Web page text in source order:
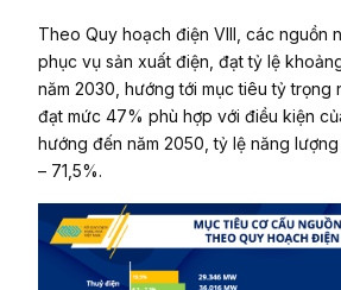
Theo Quy hoạch điện VIII, các nguồn năng lượng tái tạo
phục vụ sản xuất điện, đạt tỷ lệ
năm 2030, hướng tới mục tiêu tỷ trọng
đạt mức 47% phù hợp với điều kiện
hướng đến năm 2050, tỷ lệ năng
– 71,5%.